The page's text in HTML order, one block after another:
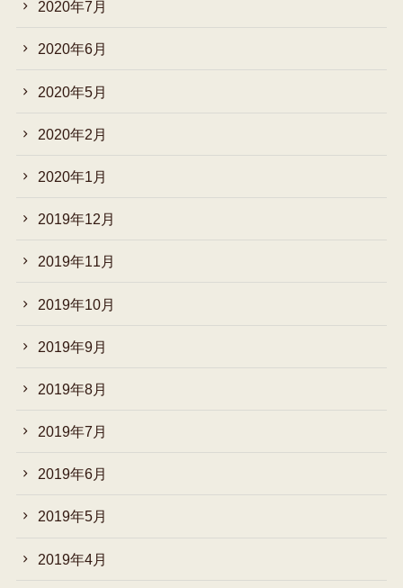
2020年7月
2020年6月
2020年5月
2020年2月
2020年1月
2019年12月
2019年11月
2019年10月
2019年9月
2019年8月
2019年7月
2019年6月
2019年5月
2019年4月